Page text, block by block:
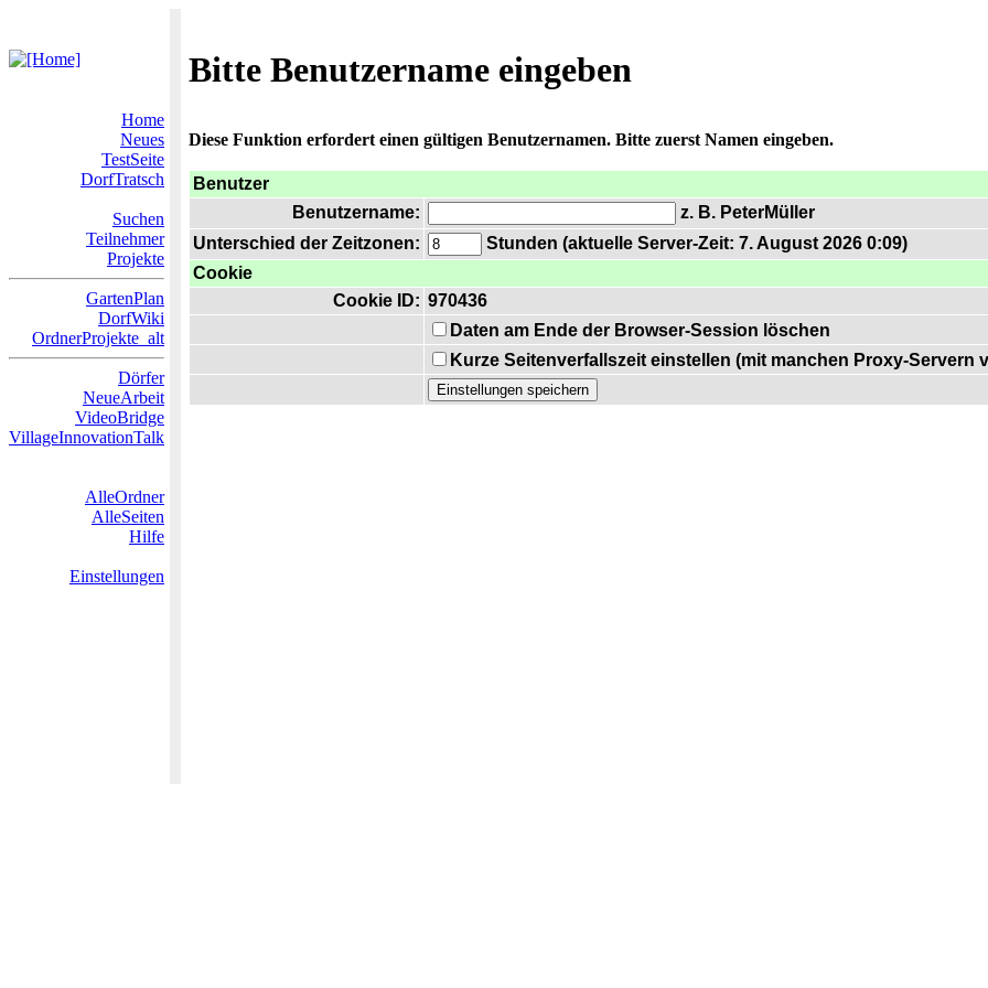
Bitte Benutzername eingeben
Home
Neues
TestSeite
DorfTratsch
Suchen
Teilnehmer
Projekte
GartenPlan
DorfWiki
OrdnerProjekte_alt
Dörfer
NeueArbeit
VideoBridge
VillageInnovationTalk
AlleOrdner
AlleSeiten
Hilfe
Einstellungen
Diese Funktion erfordert einen gültigen Benutzernamen. Bitte zuerst Namen eingeben.
Benutzer
Benutzername:
z. B. PeterMüller
Unterschied der Zeitzonen:
Stunden (aktuelle Server-Zeit: 7. August 2026 0:09)
Cookie
Cookie ID: 970436
Daten am Ende der Browser-Session löschen
Kurze Seitenverfallszeit einstellen (mit manchen Proxy-Servern